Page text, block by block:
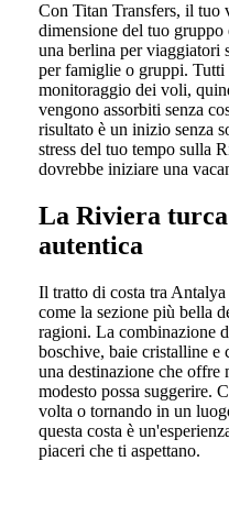
Con Titan Transfers, il tuo
dimensione del tuo gruppo
una berlina per viaggiatori
per famiglie o gruppi.
monitoraggio dei voli,
vengono assorbiti senza
risultato è un inizio senza
stress del tuo tempo sulla
dovrebbe iniziare una
La Riviera
autentica
Il tratto di costa tra
come la sezione più bella
ragioni. La combinazione
boschive, baie cristalline e
una destinazione che
modesto possa suggerire.
volta o tornando in un
questa costa è
piaceri che ti aspettano.